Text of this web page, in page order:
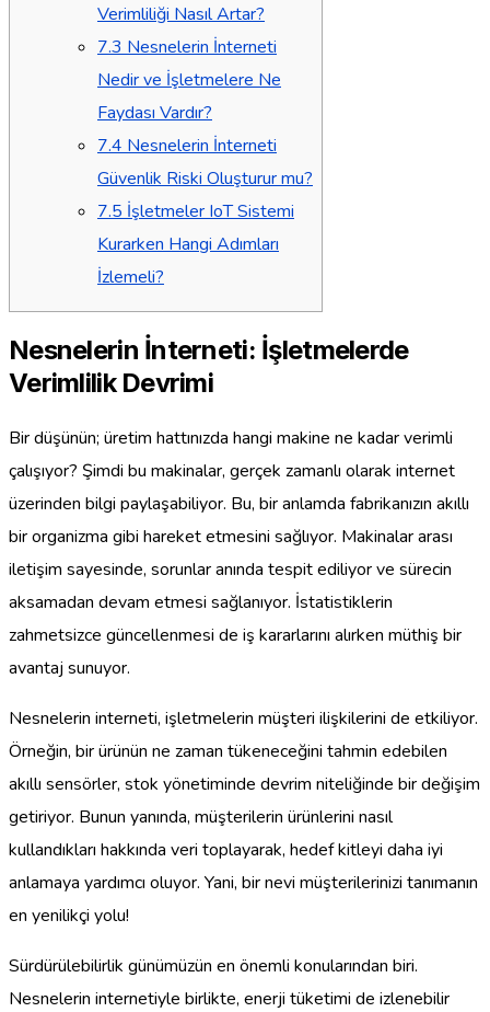
Verimliliği Nasıl Artar?
7.3 Nesnelerin İnterneti
Nedir ve İşletmelere Ne
Faydası Vardır?
7.4 Nesnelerin İnterneti
Güvenlik Riski Oluşturur mu?
7.5 İşletmeler IoT Sistemi
Kurarken Hangi Adımları
İzlemeli?
Nesnelerin İnterneti: İşletmelerde
Verimlilik Devrimi
Bir düşünün; üretim hattınızda hangi makine ne kadar verimli
çalışıyor? Şimdi bu makinalar, gerçek zamanlı olarak internet
üzerinden bilgi paylaşabiliyor. Bu, bir anlamda fabrikanızın akıllı
bir organizma gibi hareket etmesini sağlıyor. Makinalar arası
iletişim sayesinde, sorunlar anında tespit ediliyor ve sürecin
aksamadan devam etmesi sağlanıyor. İstatistiklerin
zahmetsizce güncellenmesi de iş kararlarını alırken müthiş bir
avantaj sunuyor.
Nesnelerin interneti, işletmelerin müşteri ilişkilerini de etkiliyor.
Örneğin, bir ürünün ne zaman tükeneceğini tahmin edebilen
akıllı sensörler, stok yönetiminde devrim niteliğinde bir değişim
getiriyor. Bunun yanında, müşterilerin ürünlerini nasıl
kullandıkları hakkında veri toplayarak, hedef kitleyi daha iyi
anlamaya yardımcı oluyor. Yani, bir nevi müşterilerinizi tanımanın
en yenilikçi yolu!
Sürdürülebilirlik günümüzün en önemli konularından biri.
Nesnelerin internetiyle birlikte, enerji tüketimi de izlenebilir